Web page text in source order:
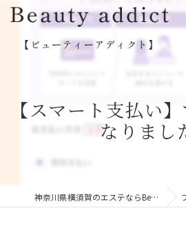
【スマート支払い
なりまし
神奈川県横須賀のエステならBeauty addict【ビューティーアディクト】 ブ